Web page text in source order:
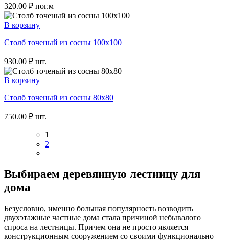
320.00 ₽ пог.м
В корзину
Столб точеный из сосны 100х100
930.00 ₽ шт.
В корзину
Столб точеный из сосны 80х80
750.00 ₽ шт.
1
2
Выбираем деревянную лестницу для
дома
Безусловно, именно большая популярность возводить
двухэтажные частные дома стала причиной небывалого
спроса на лестницы. Причем она не просто является
конструкционным сооружением со своими функционально